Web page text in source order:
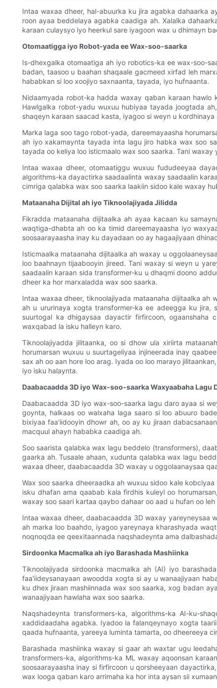
Intaa waxaa dheer, hal-abuurka ku jira agabka dahaarka
roon ayaa beddelaya agabka caadiga ah. Xalalka
karaan culaysyo iyo heerkul sare iyagoon wax u dhimayn
Otomaatigga iyo Robot-yada ee Wax-soo-saarka
Is-dhexgalka otomaatiga ah iyo robotics-ka ee wax-soo-
badan, taasoo u baahan shaqaale gacmeed xirfad leh
hababkan si loo xoojiyo saxnaanta, tayada, iyo hufnaanta.
Nidaamyada robot-ka hadda waxay qaban karaan
Hawlgalka robot-yadu wuxuu hubiyaa tayada joogtada
shaqeyn karaan saacad kasta, iyagoo si weyn u
Marka laga soo tago robot-yada, dareemayaasha
ah iyo xakamaynta tayada inta lagu jiro habka wax soo
tayada oo keliya loo isticmaalo wax soo saarka. Tani
Intaa waxaa dheer, otomaatiggu wuxuu fududeeyaa
algorithms-ka dayactirka saadaalinta waxay saadaalin
cimriga qalabka wax soo saarka laakiin sidoo kale waxay
Mataanaha Dijital ah iyo Tiknoolajiyada Jilidda
Fikradda mataanaha dijitaalka ah ayaa kacaan ku
waqtiga-dhabta ah oo ka timid dareemayaasha iyo
soosaarayaasha inay ku dayadaan oo ay hagaajiyaan
Isticmaalka mataanaha dijitaalka ah waxay u
loo baahnayn tijaabooyin jireed. Tani waxay si weyn u
saadaalin karaan sida transformer-ku u dhaqmi doono
dheer ka hor marxaladda wax soo saarka.
Intaa waxaa dheer, tiknoolajiyada mataanaha dijitaalka
ah u ururinaya xogta transformer-ka ee adeegga ku jira,
suurtogal ka dhigaysaa dayactir firfircoon, ogaanshaha
waxqabad la isku halleyn karo.
Tiknoolajiyadda jilitaanka, oo si dhow ula xiriirta
horumarsan wuxuu u suurtageliyaa injineerada inay
sax ah oo aan hore loo arag. Iyada oo loo marayo
iyo isku halaynta.
Daabacaadda 3D iyo Wax-soo-saarka Waxyaabaha Lagu
Daabacaadda 3D iyo wax-soo-saarka lagu daro ayaa si
goynta, halkaas oo walxaha laga saaro si loo abuuro
bixiyaa faa'iidooyin dhowr ah, oo ay ku jiraan
macquul ahayn hababka caadiga ah.
Soo saarista qalabka wax lagu beddelo (transformers),
gaarka ah. Tusaale ahaan, xudunta qalabka wax lagu
waxaa dheer, daabacaadda 3D waxay u oggolaanaysaa
Wax soo saarka dheeraadka ah wuxuu sidoo kale
isku dhafan ama qaabab kala firdhis kuleyl oo
waxay soo saari kartaa qaybo dahaar oo aad u hufan oo
Intaa waxaa dheer, daabacaadda 3D waxay yareyneysaa
ah marka loo baahdo, iyagoo yareynaya kharashyada
noqnoqda ee qeexitaannada naqshadeynta ama
Sirdoonka Macmalka ah iyo Barashada Mashiinka
Tiknoolajiyada sirdoonka macmalka ah (AI) iyo
faa'iideysanayaan awoodda xogta si ay u wanaajiyaan
ku dhex jiraan mashiinnada wax soo saarka, xog badan
wanaajiyaan hawlaha wax soo saarka.
Naqshadeynta transformers-ka, algorithms-ka AI-ku-
xaddidaadaha agabka. Iyadoo la falanqeynayo xogta
qaada hufnaanta, yareeya luminta tamarta, oo dheereeya
Barashada mashiinka waxay si gaar ah waxtar ugu
transformers-ka, algorithms-ka ML waxay aqoonsan
soosaarayaasha inay si firfircoon u qorsheeyaan
wax looga qaban karo arrimaha ka hor inta aysan sii